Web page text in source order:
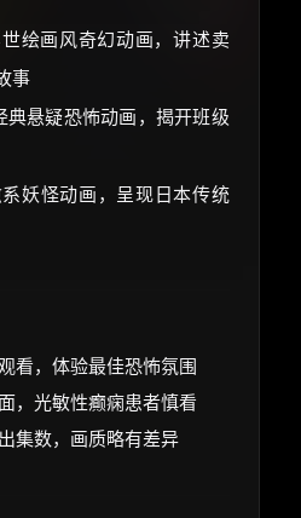
绘画风奇幻动画，讲述卖
事
典悬疑恐怖动画，揭开班级
妖怪动画，呈现日本传统
看，体验最佳恐怖氛围
，光敏性癫痫患者慎看
集数，画质略有差异